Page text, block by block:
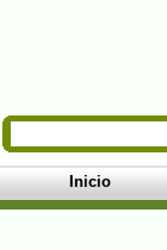
Inicio